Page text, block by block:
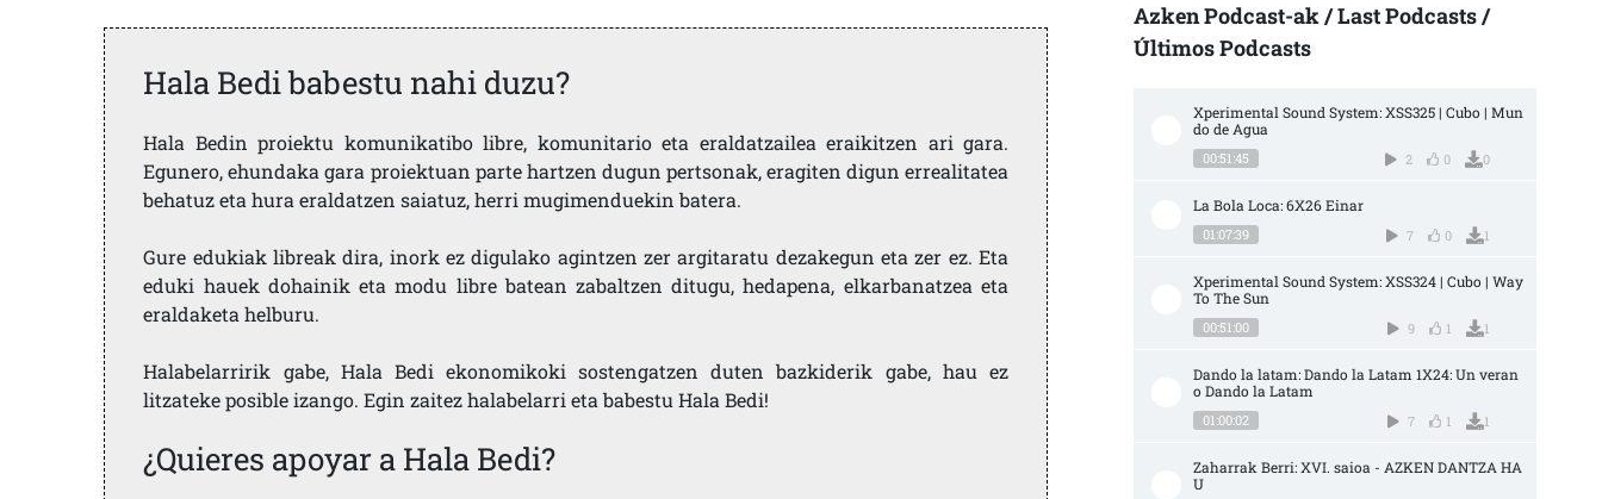
Hala Bedi babestu nahi duzu?
Hala Bedin proiektu komunikatibo libre, komunitario eta eraldatzailea eraikitzen ari gara.
Egunero, ehundaka gara proiektuan parte hartzen dugun pertsonak, eragiten digun errealitatea
behatuz eta hura eraldatzen saiatuz, herri mugimenduekin batera.
Gure edukiak libreak dira, inork ez digulako agintzen zer argitaratu dezakegun eta zer ez. Eta
eduki hauek dohainik eta modu libre batean zabaltzen ditugu, hedapena, elkarbanatzea eta
eraldaketa helburu.
Halabelarririk gabe, Hala Bedi ekonomikoki sostengatzen duten bazkiderik gabe, hau ez
litzateke posible izango. Egin zaitez halabelarri eta babestu Hala Bedi!
¿Quieres apoyar a Hala Bedi?
Azken Podcast-ak / Last Podcasts /
Últimos Podcasts
Xperimental Sound System: XSS325 | Cubo | Mun
do de Agua
00:51:45 2 0 0
La Bola Loca: 6X26 Einar
01:07:39 7 0 1
Xperimental Sound System: XSS324 | Cubo | Way
To The Sun
00:51:00 9 1 1
Dando la latam: Dando la Latam 1X24: Un veran
o Dando la Latam
01:00:02 7 1 1
Zaharrak Berri: XVI. saioa - AZKEN DANTZA HA
U